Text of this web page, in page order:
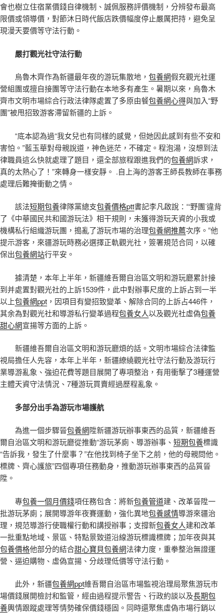
會也樹立住宿業價錢自律機制、誠佩服務評價機制，分辨發布最高
限價或領導價，對節沐日時代飯店跌價幅度停止嚴厲把持，避免呈
現漫天要價等守法行動。
嚴打觀光社守法行動
烏魯木齊作為新疆最年夜的游玩集散地， 包養網假充觀光社運
營組團或擅自接團等守法行動在本地多有產生。暑期以來，烏魯木
齊市文明市場綜合行政法律隊處置了多原由餐包養網心得與加入“野
團”被甩招致游客滯留新疆的上訴。
“底本認為過“我女兒也有同樣的感覺，但她因此感到有些不安和
害怕。”藍玉華對母親說道，神色迷茫，不確定。程泡湯，沒想到法
律職員這么快就處理了題目，還全部旅程跟進我們的包養網訴求，
真的太熱心了！”來轉身一樣安靜。 .自上海的游客王師長教師在事務
處理后難掩衝動之情。
該法短期包養律隊黨總支包養價格ptt書記李凡啟說：“‘野團’違背
了《中華國民共和國游玩法》相干規則，未獲得游玩天資的小我或
機構私行組織游玩團，搗亂了游玩市場的治理包養網推薦次序。”他
提示游客，來疆游玩時務必選擇正軌觀光社，簽署規范合同，以確
保出包養網站行平安。
據清楚，本年上半年，新疆維吾爾自治區文明和游玩廳累計接
到并處置對觀光社的上訴1539件，此中對辦事尺度的上訴占到一半
以上包養網ppt ，因項目有變招致變革、解除合同的上訴占446件，
其余為對觀光社和導游私行變革過程包養女人以及觀光社虛偽包養
甜心網宣揚等方面的上訴。
新疆維吾爾自治區文明和游玩廳煩的話。文明市場綜合法律監
視局擔任人先容，本年上半年，新疆繚繞觀光社守法行動及游玩行
業導游亂象、強迫花費等題目展開了專項整治，有用衝擊了3種運營
主體天資守法情況、7種游玩買賣經過歷程亂象。
多部分出手為游玩市場護航
為進一個步驟晉包養網陞新疆游玩辦事東西的品質，新疆維吾
爾自治區文明和游玩廳從推動“游玩茅廁、導游辦事、 短期包養標識
“告訴我，發生了什麼事？”在他找到椅子坐下之前，他的母親問他。
標牌、齊心護旅”四個專項任務動身，推動游玩辦事東西的品質晉
陞。
專包養一個月價錢項任務包含：將新包養管道建、改革晉陞一
批游玩茅廁；展開導游年夜賽運動，強化異地包養感情導游來疆治
理，規范導游行使職權行動和講授辦事；支撐新包養女人建和改革
一批重點地域、景區、特點景致道沿線游玩標識標牌；加年夜與其
包養價格他部分的結合甜心寶貝包養網法律力度，重拳整治無證運
營、逼迫購物、虛偽宣揚、分歧理低價等守法行動。
此外，新疆包養網ppt維吾爾自治區市場監視治理局聚焦游玩市
場價錢展開檢討和監管，經由過程提示警告、行政約談以及長期包
養輿情跟蹤處理等情勢確保價錢穩固。同時還聚焦虛偽市場行銷以